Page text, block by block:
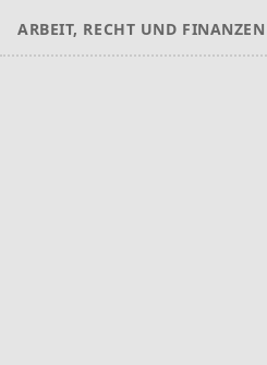
ARBEIT, RECHT UND FINANZEN